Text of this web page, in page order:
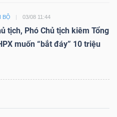
BỘ 03/08 11:44
tịch, Phó Chủ tịch kiêm Tổng
muốn “bắt đáy” 10 triệu